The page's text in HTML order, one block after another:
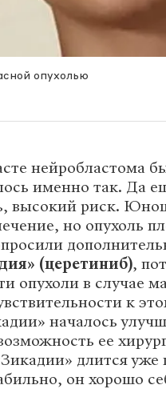
опухолью
нейробластома
именно так. Да
высокий риск.
но опухоль
(церетиниб),
опухоли в случае
к
началось
ее
длится уже
он хорошо